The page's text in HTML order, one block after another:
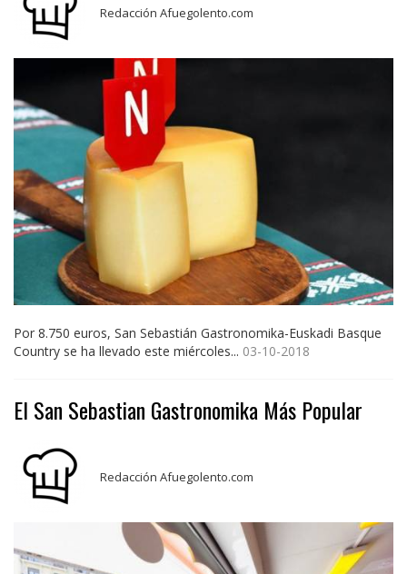
Redacción Afuegolento.com
Por 8.750 euros, San Sebastián Gastronomika-Euskadi Basque
Country se ha llevado este miércoles... 03-10-2018
El San Sebastian Gastronomika Más Popular
Redacción Afuegolento.com